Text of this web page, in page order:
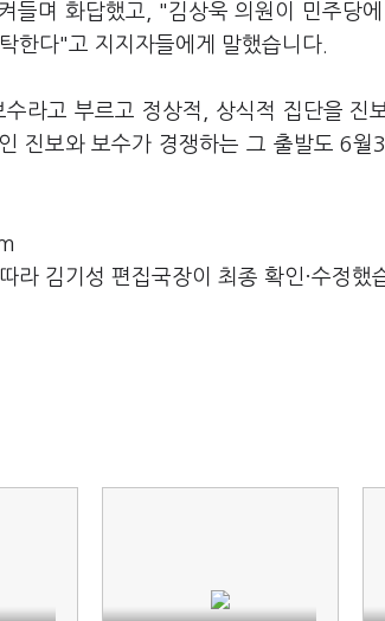
들며 화답했고, "김상욱 의원이 민주당
한다"고 지지자들에게 말했습니다.
라고 부르고 정상적, 상식적 집단을 진
진보와 보수가 경쟁하는 그 출발도 6월
라 김기성 편집국장이 최종 확인·수정했